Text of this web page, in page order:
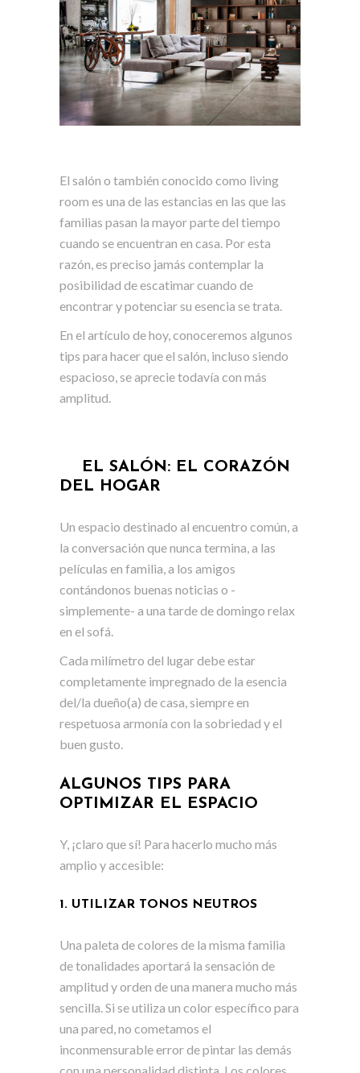
El salón o también conocido como living
room es una de las estancias en las que las
familias pasan la mayor parte del tiempo
cuando se encuentran en casa. Por esta
razón, es preciso jamás contemplar la
posibilidad de escatimar cuando de
encontrar y potenciar su esencia se trata.
En el artículo de hoy, conoceremos algunos
tips para hacer que el salón, incluso siendo
espacioso, se aprecie todavía con más
amplitud.
EL SALÓN: EL CORAZÓN
DEL HOGAR
Un espacio destinado al encuentro común, a
la conversación que nunca termina, a las
películas en familia, a los amigos
contándonos buenas noticias o -
simplemente- a una tarde de domingo relax
en el sofá.
Cada milímetro del lugar debe estar
completamente impregnado de la esencia
del/la dueño(a) de casa, siempre en
respetuosa armonía con la sobriedad y el
buen gusto.
ALGUNOS TIPS PARA
OPTIMIZAR EL ESPACIO
Y, ¡claro que sí! Para hacerlo mucho más
amplio y accesible:
1. UTILIZAR TONOS NEUTROS
Una paleta de colores de la misma familia
de tonalidades aportará la sensación de
amplitud y orden de una manera mucho más
sencilla. Si se utiliza un color específico para
una pared, no cometamos el
inconmensurable error de pintar las demás